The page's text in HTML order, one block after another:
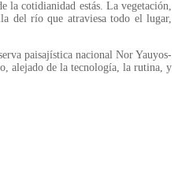
la cotidianidad estás. La vegetación,
del río que atraviesa todo el lugar,
paisajística nacional Nor Yauyos-
alejado de la tecnología, la rutina, y